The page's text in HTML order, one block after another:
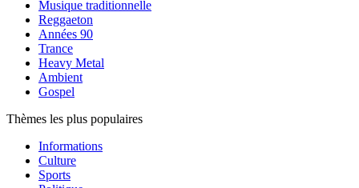
Musique traditionnelle
Reggaeton
Années 90
Trance
Heavy Metal
Ambient
Gospel
Thèmes les plus populaires
Informations
Culture
Sports